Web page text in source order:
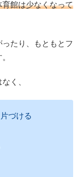
館は少なくなって
たり、もともとフ
く、
づける